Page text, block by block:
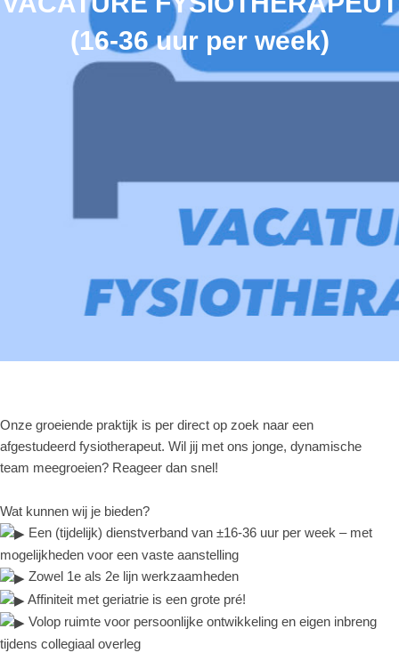
(16-36 uur per week)
Onze groeiende praktijk is per direct op zoek naar een
afgestudeerd fysiotherapeut. Wil jij met ons jonge, dynamische
team meegroeien? Reageer dan snel!
Wat kunnen wij je bieden?
Een (tijdelijk) dienstverband van ±16-36 uur per week – met
mogelijkheden voor een vaste aanstelling
Zowel 1e als 2e lijn werkzaamheden
Affiniteit met geriatrie is een grote pré!
Volop ruimte voor persoonlijke ontwikkeling en eigen inbreng
tijdens collegiaal overleg